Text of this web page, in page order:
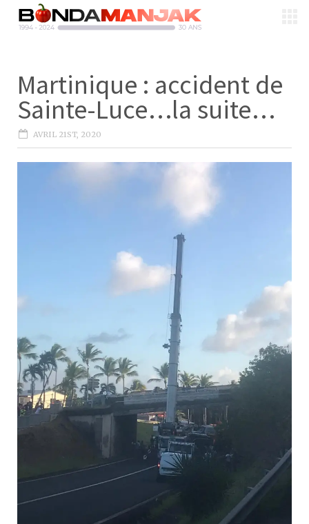
Martinique : accident de
Sainte-Luce…la suite…
AVRIL 21ST, 2020